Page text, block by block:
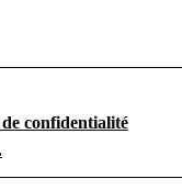
confidentialité